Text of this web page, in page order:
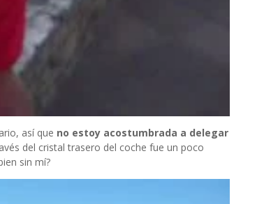
así que no estoy acostumbrada a delegar
del cristal trasero del coche fue un poco
sin mí?